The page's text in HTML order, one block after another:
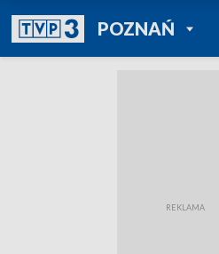
POZNAŃPOWRÓT DO
TVP REGIONY